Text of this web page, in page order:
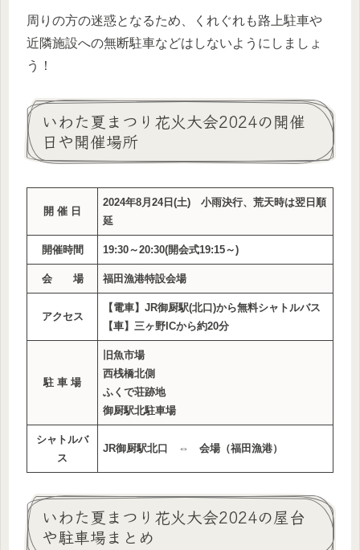
周りの方の迷惑となるため、くれぐれも路上駐車や
近隣施設への無断駐車などはしないようにしましょ
う！
いわた夏まつり花火大会2024の開催
日や開催場所
開 催 日
2024年8月24日(土) 小雨決行、荒天時は翌日順
延
開催時間 19:30～20:30(開会式19:15～)
会 場 福田漁港特設会場
アクセス
【電車】JR御厨駅(北口)から無料シャトルバス
【車】三ヶ野ICから約20分
駐 車 場
旧魚市場
西桟橋北側
ふくで荘跡地
御厨駅北駐車場
シャトルバ
ス
JR御厨駅北口 ⇔ 会場（福田漁港）
いわた夏まつり花火大会2024の屋台
や駐車場まとめ